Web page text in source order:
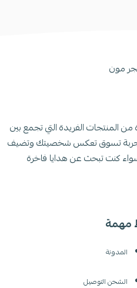
مهمة
المدونة
الشحن التوصيل
الفريدة التي تجمع بين
تجربة تسوق تعكس شخصيتك وتضيف
كنت تبحث عن هدايا فاخرة